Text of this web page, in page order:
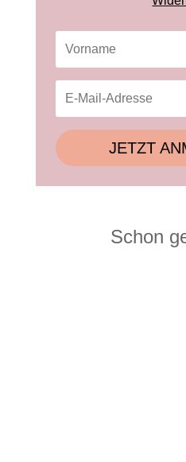
JETZT
Schon